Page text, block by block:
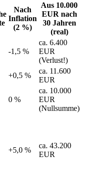
Nach
Inflation
(2 %)
Aus 10.000
EUR nach
30 Jahren
(real)
-1,5 %
ca. 6.400
EUR
(Verlust!)
+0,5 %
ca. 11.600
EUR
0 %
ca. 10.000
EUR
(Nullsumme)
+5,0 %
ca. 43.200
EUR